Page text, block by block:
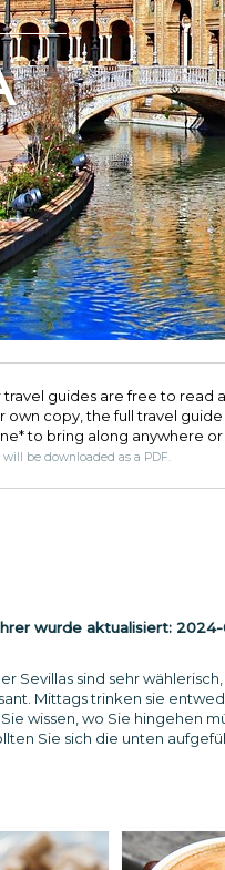
travel guides are free to read
own copy, the full travel
to bring along anywhere or
will be downloaded as a PDF.
wurde aktualisiert: 2024-
Sevillas sind sehr
Mittags trinken sie
Sie wissen, wo Sie hingehen
Sie sich die unten